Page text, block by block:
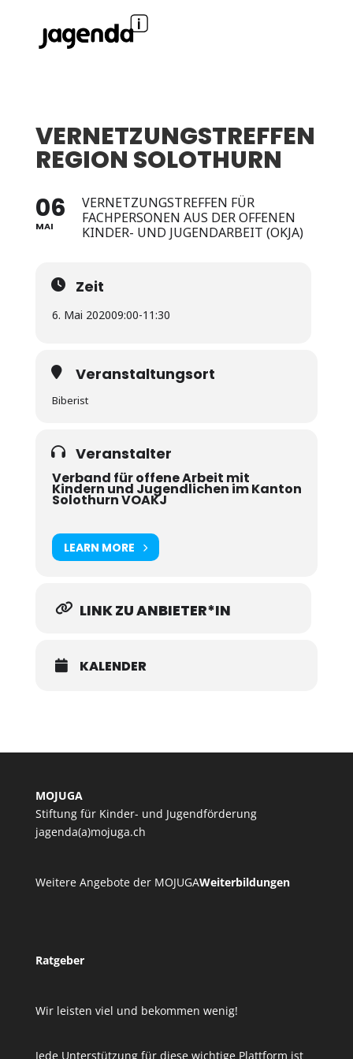
VERNETZUNGSTREFFEN
REGION SOLOTHURN
06
MAI
VERNETZUNGSTREFFEN FÜR
FACHPERSONEN AUS DER OFFENEN
KINDER- UND JUGENDARBEIT (OKJA)
Zeit
6. Mai 202009:00-11:30
Veranstaltungsort
Biberist
Veranstalter
Verband für offene Arbeit mit
Kindern und Jugendlichen im Kanton
Solothurn VOAKJ
LEARN MORE
LINK ZU ANBIETER*IN
KALENDER
MOJUGA
Stiftung für Kinder- und Jugendförderung
jagenda(a)mojuga.ch
Weitere Angebote der MOJUGAWeiterbildungen
Ratgeber
Wir leisten viel und bekommen wenig!
Jede Unterstützung für diese wichtige Plattform ist